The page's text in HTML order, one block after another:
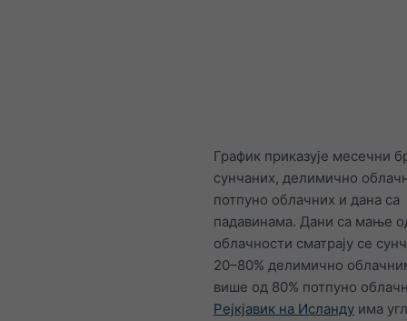
График приказује месечни
сунчаних, делимично
потпуно облачних и дана са
падавинама. Дани са мање
облачности сматрају се
20–80% делимично
више од 80% потпуно
Рејкјавик на Исланду има